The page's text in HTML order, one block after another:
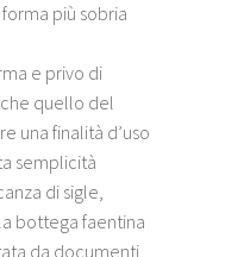
più sobria
e privo di
quello del
una finalità d’uso
semplicità
di sigle,
bottega faentina
da documenti